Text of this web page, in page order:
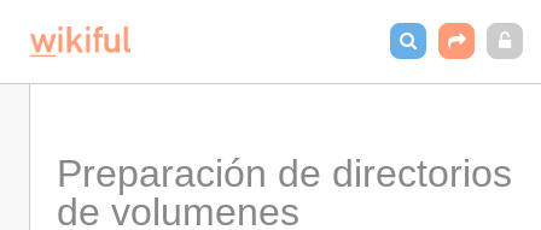
Preparación de directorios
de volumenes